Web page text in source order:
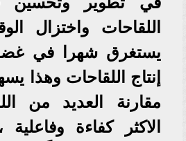
اللقاحات واختزال
يستغرق شهرا في
إنتاج اللقاحات وهذا
مقارنة العديد من
الاكثر كفاءة